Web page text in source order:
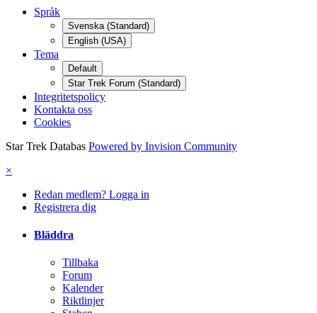
Språk
Svenska (Standard)
English (USA)
Tema
Default
Star Trek Forum (Standard)
Integritetspolicy
Kontakta oss
Cookies
Star Trek Databas Powered by Invision Community
×
Redan medlem? Logga in
Registrera dig
Bläddra
Tillbaka
Forum
Kalender
Riktlinjer